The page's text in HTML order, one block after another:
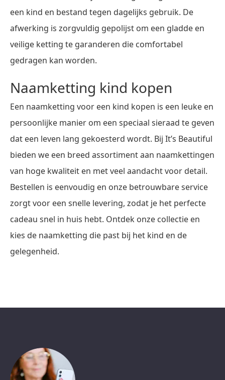
een kind en bestand tegen dagelijks gebruik. De
afwerking is zorgvuldig gepolijst om een gladde en
veilige ketting te garanderen die comfortabel
gedragen kan worden.
Naamketting kind kopen
Een naamketting voor een kind kopen is een leuke en
persoonlijke manier om een speciaal sieraad te geven
dat een leven lang gekoesterd wordt. Bij It’s Beautiful
bieden we een breed assortiment aan naamkettingen
van hoge kwaliteit en met veel aandacht voor detail.
Bestellen is eenvoudig en onze betrouwbare service
zorgt voor een snelle levering, zodat je het perfecte
cadeau snel in huis hebt. Ontdek onze collectie en
kies de naamketting die past bij het kind en de
gelegenheid.